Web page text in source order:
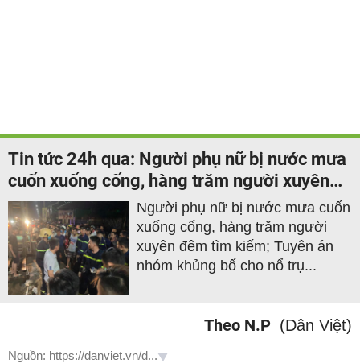
Tin tức 24h qua: Người phụ nữ bị nước mưa
cuốn xuống cống, hàng trăm người xuyên
đêm tìm kiếm
Người phụ nữ bị nước mưa cuốn
xuống cống, hàng trăm người
xuyên đêm tìm kiếm; Tuyên án
nhóm khủng bố cho nổ trụ...
Theo N.P (Dân Việt)
Nguồn: https://danviet.vn/d...